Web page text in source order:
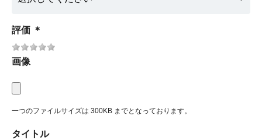
評価 ＊
画像
一つのファイルサイズは 300KB までとなっております。
タイトル